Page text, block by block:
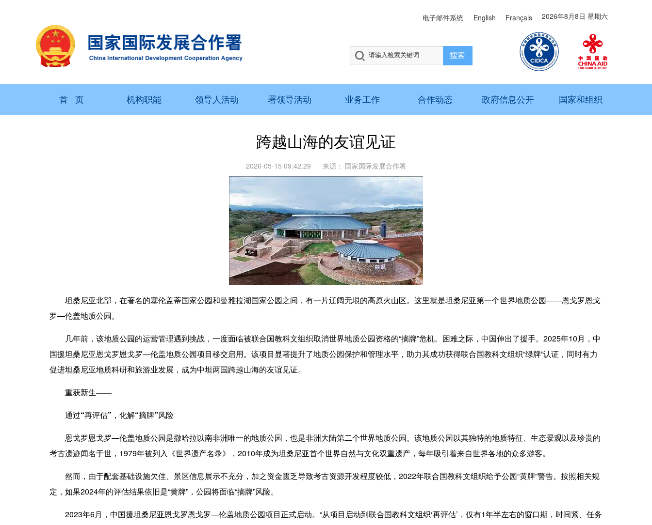
2026年8月8日 星期六
电子邮件系统 English Français
首 页 机构职能 领导人活动 署领导活动 业务工作 合作动态 政府信息公开 国家和组织
跨越山海的友谊见证
2026-05-15 09:42:29 来源： 国家国际发展合作署
坦桑尼亚北部，在著名的塞伦盖蒂国家公园和曼雅拉湖国家公园之间，有一片辽阔无垠的高原火山区。这里就是坦桑尼亚第一个世界地质公园——恩戈罗恩戈
罗—伦盖地质公园。
几年前，该地质公园的运营管理遇到挑战，一度面临被联合国教科文组织取消世界地质公园资格的“摘牌”危机。困难之际，中国伸出了援手。2025年10月，中
国援坦桑尼亚恩戈罗恩戈罗—伦盖地质公园项目移交启用。该项目显著提升了地质公园保护和管理水平，助力其成功获得联合国教科文组织“绿牌”认证，同时有力
促进坦桑尼亚地质科研和旅游业发展，成为中坦两国跨越山海的友谊见证。
重获新生——
通过“再评估”，化解“摘牌”风险
恩戈罗恩戈罗—伦盖地质公园是撒哈拉以南非洲唯一的地质公园，也是非洲大陆第二个世界地质公园。该地质公园以其独特的地质特征、生态景观以及珍贵的
考古遗迹闻名于世，1979年被列入《世界遗产名录》，2010年成为坦桑尼亚首个世界自然与文化双重遗产，每年吸引着来自世界各地的众多游客。
然而，由于配套基础设施欠佳、景区信息展示不充分，加之资金匮乏导致考古资源开发程度较低，2022年联合国教科文组织给予公园“黄牌”警告。按照相关规
定，如果2024年的评估结果依旧是“黄牌”，公园将面临“摘牌”风险。
2023年6月，中国援坦桑尼亚恩戈罗恩戈罗—伦盖地质公园项目正式启动。“从项目启动到联合国教科文组织‘再评估’，仅有1年半左右的窗口期，时间紧、任务